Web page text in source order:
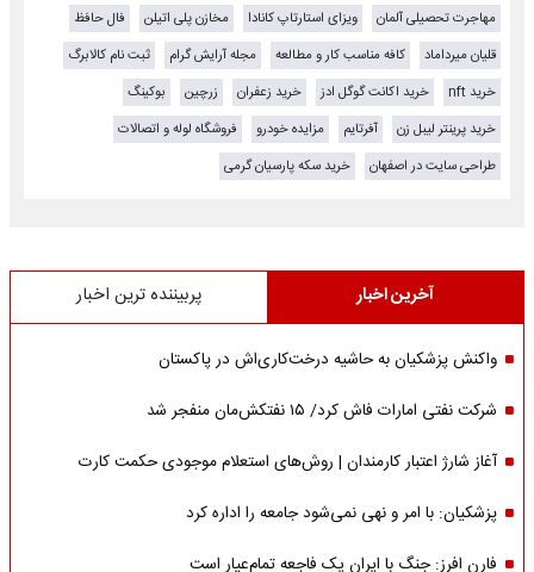
مهاجرت تحصیلی آلمان
ویزای استارتاپ کانادا مخازن پلی اتیلن
فال حافظ
قلیان میرداماد
کافه مناسب کار و مطالعه مجله آرایش گرام
ثبت نام کالابرگ
خرید nft
خرید اکانت گوگل ادز خرید زعفران زرچین
بوکینگ
خرید پرینتر لیبل زن
آفرتایم مزایده خودرو
فروشگاه لوله و اتصالات
طراحی سایت در اصفهان
خرید سکه پارسیان گرمی
آخرین اخبار پربیننده ترین اخبار
واکنش پزشکیان به حاشیه درخت‌کاری‌اش در پاکستان
شرکت نفتی امارات فاش کرد/ ۱۵ نفتکش‌مان منفجر شد
آغاز شارژ اعتبار کارمندان | روش‌های استعلام موجودی حکمت کارت
پزشکیان: با امر و نهی نمی‌شود جامعه را اداره کرد
فارن افرز: جنگ با ایران یک فاجعه تمام‌عیار است